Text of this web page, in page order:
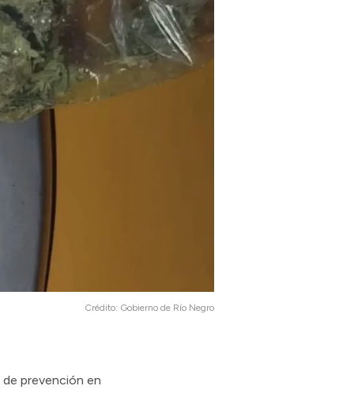
Crédito: Gobierno de Río Negro
prevención en